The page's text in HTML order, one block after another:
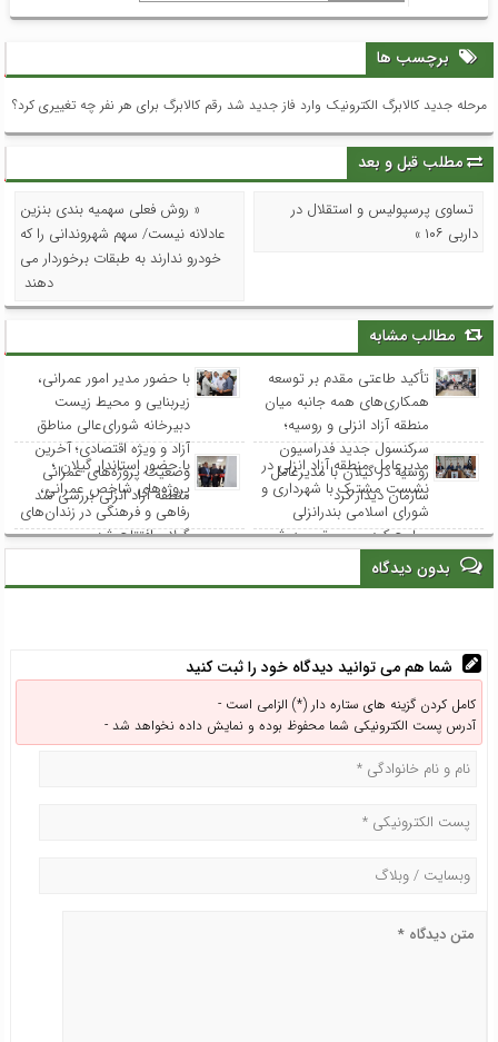
برچسب ها
مرحله جدید کالابرگ الکترونیک وارد فاز جدید شد رقم کالابرگ برای هر نفر چه تغییری کرد؟
مطلب قبل و بعد
تساوی پرسپولیس و استقلال در
داربی ۱۰۶ »
« روش فعلی سهمیه بندی بنزین
عادلانه نیست/ سهم شهروندانی را که
خودرو ندارند به طبقات برخوردار می
دهند
مطالب مشابه
تأکید طاعتی مقدم بر توسعه
همکاری‌های همه جانبه میان
منطقه آزاد انزلی و روسیه؛
سرکنسول جدید فدراسیون
روسیه در گیلان با مدیرعامل
سازمان دیدار کرد
با حضور مدیر امور عمرانی،
زیربنایی و محیط زیست
دبیرخانه شورای‌عالی مناطق
آزاد و ویژه اقتصادی؛ آخرین
وضعیت پروژه‌های عمرانی
منطقه آزاد انزلی بررسی شد
مدیرعامل منطقه آزاد انزلی در
نشست مشترک با شهرداری و
شورای اسلامی بندرانزلی
مطرح کرد: مسیر توسعه شهر
انزلی از هم‌افزایی و مشارکت
همه نهادها می‌گذرد
با حضور استاندار گیلان ؛
پروژه‌های شاخص عمرانی،
رفاهی و فرهنگی در زندان‌های
گیلان افتتاح شد
بدون دیدگاه
شما هم می توانید دیدگاه خود را ثبت کنید
کامل کردن گزینه های ستاره دار (*) الزامی است -
آدرس پست الکترونیکی شما محفوظ بوده و نمایش داده نخواهد شد -